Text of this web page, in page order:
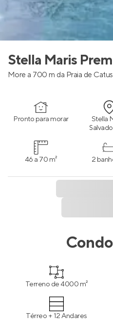
Stella Maris
More a 700 m da Praia de
Pronto para morar Stella
46 a 70 m² 2
Terreno de 4000 m²
Térreo + 12 Andares